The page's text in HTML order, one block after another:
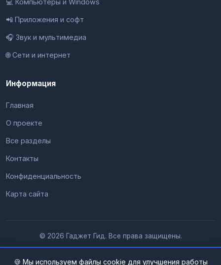
📲 Приложения и софт
🎧 Звук и мультимедиа
🌐 Сети и интернет
Информация
Главная
О проекте
Все разделы
Контакты
Конфиденциальность
Карта сайта
© 2026 Гаджет Гид. Все права защищены.
🍪 Мы используем файлы cookie для улучшения работы